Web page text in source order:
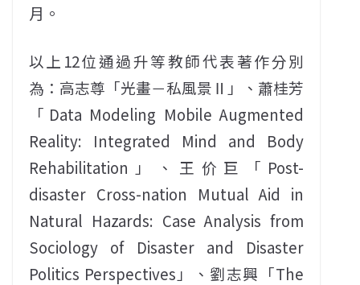
月。
以上12位通過升等教師代表著作分別
為：高志尊「光畫－私風景Ⅱ」、蕭桂芳
「Data Modeling Mobile Augmented
Reality: Integrated Mind and Body
Rehabilitation」、王价巨「Post-
disaster Cross-nation Mutual Aid in
Natural Hazards: Case Analysis from
Sociology of Disaster and Disaster
Politics Perspectives」、劉志興「The